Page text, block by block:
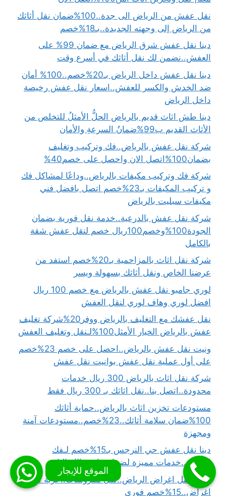
نقل عفش من الرياض الى جدة..100%ضمان نقل أثاثك
من الرياض إلى وجهته الجديدة..بـ18%خصم
دينا نقل عفش شرق الرياض مع ضمان 99% على
العفش..نضمن لك نقل أثاثك في أسرع وقت
دينا نقل عفش داخل الرياض بـ20%خصم..100% أمان
ضد الخدش والكسر للعفش..اسعار نقل عفش رخيصة
داخل الرياض
دينا طش اثاث قديم بالرياض الحلُّ الأمثلُ للتخلص من
الأثاث القديم ب99%ضمانُ السرعةِ والأمان
شركة نقل عفش بالرياض..فك وتركيب وتغليف
بضمان100%اتصل الان واحصل على خصم40%
شركة فك وتركيب مكيفات بالرياض..وداعًا لمشاكل فك
و تركيب المكيفات بـ23%خصم اتصل بافضل فني
مكيفات سبليت بالرياض
شركة نقل عفش بالدرعية..خدمة نقل فورية بضمان
الجودة100%وخصم100ريال خصم لنقل عفش شقة
بالكامل
شركة نقل اثاث بالمزاحمية بـ20%خصم استفد من
عرضنا الخاص ونقل أثاثك بسهولة ويسر
لوري جامبو نقل عفش بالرياض مع خصم 100 ريال
افضل لوري وهاف لوري لنقل العفش
نقل عفشك مع التغليف بالرياض ووفر20%شركة تغليف
عفش بالرياض الخيار الأمثل100%لـنقل وتغليف العفش
ونيت نقل عفش بالرياض..احصل على خصم 23%خصم
على أول عملية نقل عفش بوانيت نقل عفش
شركة نقل اثاث بالرياض 300 ريال خدمات
محدودة..اتصل بنا..نقل اثاثك بـ 300 ريال فقط
مستودعات تخزين اثاث بالرياض..حماية أثاثك
100%ضمان سلامة أثاثك..23%خصم..مستودعات آمنة
ومجهزة
دينا نقل عفش حي النرجس بـ15%خصم لـفك
العفش..خدمات مميزة لضمان راحة بالك التامة
ونيت نقل اغراض الرياض..نقل مفروشات..عربة نقل
اغراض..15%خصم فوري